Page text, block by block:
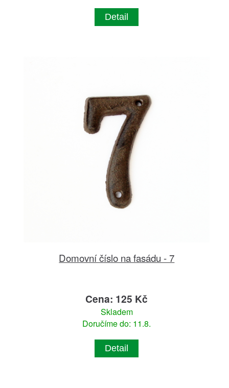
Detail
Domovní číslo na fasádu - 7
Cena: 125 Kč
Skladem
Doručíme do: 11.8.
Detail